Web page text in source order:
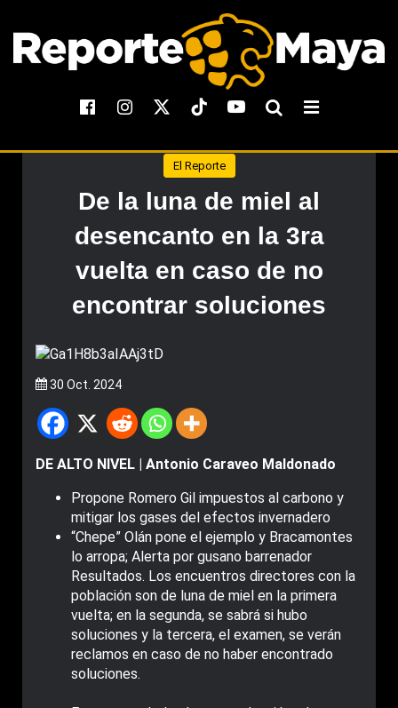
El Reporte
De la luna de miel al
desencanto en la 3ra
vuelta en caso de no
encontrar soluciones
30 Oct. 2024
DE ALTO NIVEL | Antonio Caraveo Maldonado
Propone Romero Gil impuestos al carbono y
mitigar los gases del efectos invernadero
“Chepe” Olán pone el ejemplo y Bracamontes
lo arropa; Alerta por gusano barrenador
Resultados. Los encuentros directores con la
población son de luna de miel en la primera
vuelta; en la segunda, se sabrá si hubo
soluciones y la tercera, el examen, se verán
reclamos en caso de no haber encontrado
soluciones.